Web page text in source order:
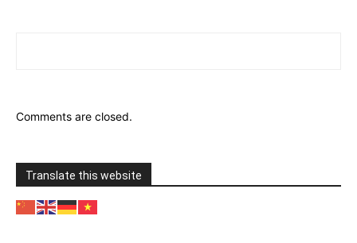
Comments are closed.
Translate this website